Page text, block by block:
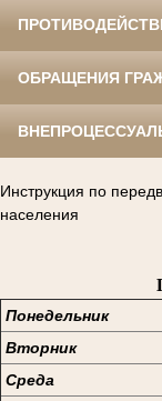
ОБРАЩЕНИЯ
Инструкция по
населения
Понедельник
Вторник
Среда